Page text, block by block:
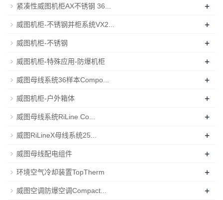
紧凑性威图机柜AX不锈钢 36... +
威图机柜-不锈钢并柜系统VX2... +
威图机柜-不锈钢 +
威图机柜-特殊应用-防爆机柜 +
威图母线系统36样本Compo... +
威图机柜-户外箱体 +
威图母线系统RiLine Co... +
威图RiLineX母线系统25... +
威图母线配电组件 +
环境空气冷却装置TopTherm +
威图空调防爆空调Compact... +